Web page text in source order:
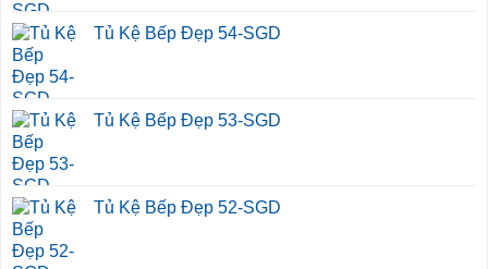
Tủ Kệ Bếp Đẹp 54-SGD
Tủ Kệ Bếp Đẹp 53-SGD
Tủ Kệ Bếp Đẹp 52-SGD